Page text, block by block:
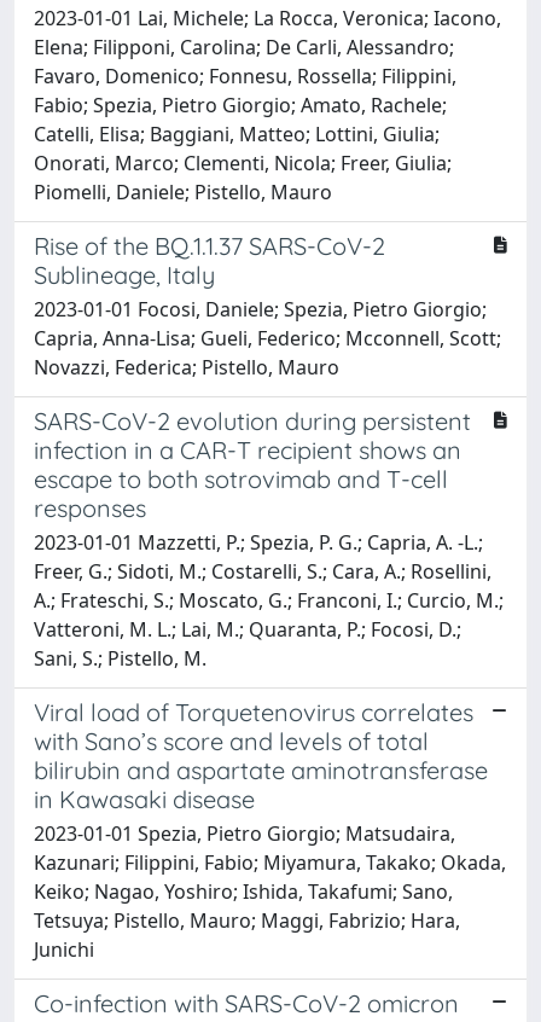
2023-01-01 Lai, Michele; La Rocca, Veronica; Iacono,
Elena; Filipponi, Carolina; De Carli, Alessandro;
Favaro, Domenico; Fonnesu, Rossella; Filippini,
Fabio; Spezia, Pietro Giorgio; Amato, Rachele;
Catelli, Elisa; Baggiani, Matteo; Lottini, Giulia;
Onorati, Marco; Clementi, Nicola; Freer, Giulia;
Piomelli, Daniele; Pistello, Mauro
Rise of the BQ.1.1.37 SARS-CoV-2
Sublineage, Italy
2023-01-01 Focosi, Daniele; Spezia, Pietro Giorgio;
Capria, Anna-Lisa; Gueli, Federico; Mcconnell, Scott;
Novazzi, Federica; Pistello, Mauro
SARS-CoV-2 evolution during persistent
infection in a CAR-T recipient shows an
escape to both sotrovimab and T-cell
responses
2023-01-01 Mazzetti, P.; Spezia, P. G.; Capria, A. -L.;
Freer, G.; Sidoti, M.; Costarelli, S.; Cara, A.; Rosellini,
A.; Frateschi, S.; Moscato, G.; Franconi, I.; Curcio, M.;
Vatteroni, M. L.; Lai, M.; Quaranta, P.; Focosi, D.;
Sani, S.; Pistello, M.
Viral load of Torquetenovirus correlates
with Sano’s score and levels of total
bilirubin and aspartate aminotransferase
in Kawasaki disease
2023-01-01 Spezia, Pietro Giorgio; Matsudaira,
Kazunari; Filippini, Fabio; Miyamura, Takako; Okada,
Keiko; Nagao, Yoshiro; Ishida, Takafumi; Sano,
Tetsuya; Pistello, Mauro; Maggi, Fabrizio; Hara,
Junichi
Co-infection with SARS-CoV-2 omicron